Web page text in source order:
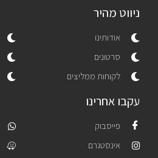
ניווט מהיר
אודותינו
סרטונים
לקוחות ממליצים
עקבו אחרינו
פייסבוק
אינסטגרם